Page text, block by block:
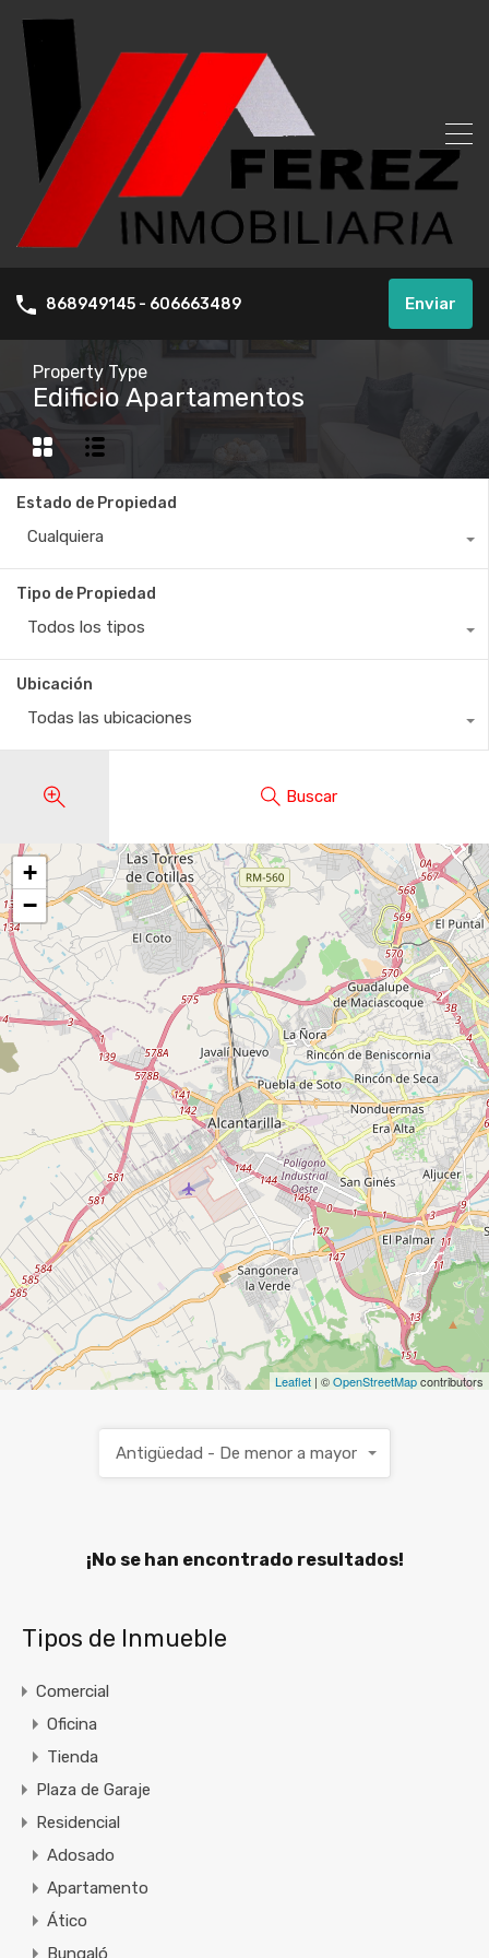
868949145 - 606663489 Enviar
Property Type
Edificio Apartamentos
Estado de Propiedad
Cualquiera
Tipo de Propiedad
Todos los tipos
Ubicación
Todas las ubicaciones
Buscar
+
−
Leaflet | ©OpenStreetMapcontributors
Antigüedad - De menor a mayor
¡No se han encontrado resultados!
Tipos de Inmueble
Comercial
Oficina
Tienda
Plaza de Garaje
Residencial
Adosado
Apartamento
Ático
Bungaló